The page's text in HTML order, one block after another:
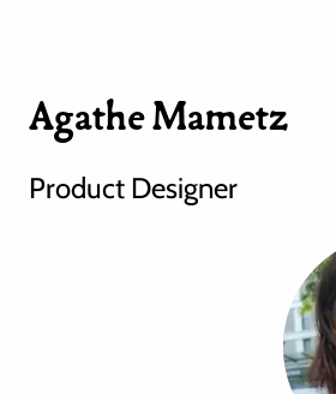
Agathe Mametz
Product Designer